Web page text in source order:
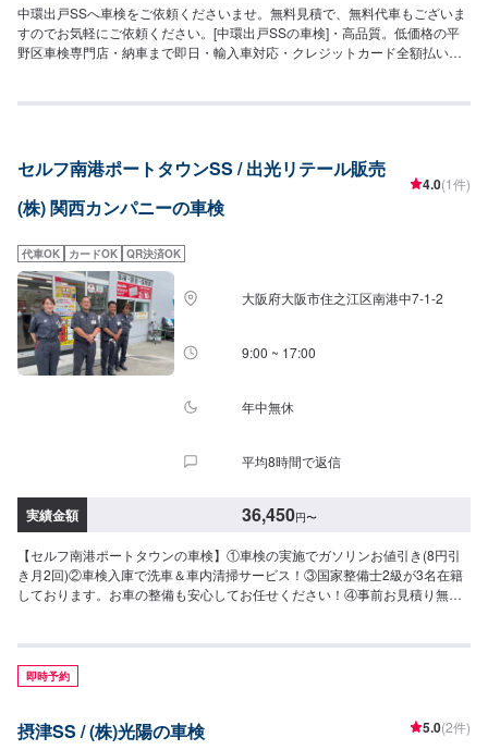
中環出戸SSへ車検をご依頼くださいませ。無料見積で、無料代車もございま
すのでお気軽にご依頼ください。[中環出戸SSの車検]・高品質。低価格の平
野区車検専門店・納車まで即日・輸入車対応・クレジットカード全額払い＜
型・大型）
セルフ南港ポートタウンSS / 出光リテール販売
(株) 関西カンパニーの車検
4.0(1件)
代車OK カードOK QR決済OK
大阪府大阪市住之江区南港中7-1-2
9:00 ~ 17:00
年中無休
平均8時間で返信
実績金額 36,450円〜
【セルフ南港ポートタウンの車検】①車検の実施でガソリンお値引き(8円引
き月2回)②車検入庫で洗車＆車内清掃サービス！③国家整備士2級が3名在籍
しております。お車の整備も安心してお任せください！④事前お見積り無
-------------------------合計：41,050円【小型自動車】マーチ,ヤリス等(1.0t以下)
車検基本料：14,800円自賠責保険：17,650円重量税：16,400円印紙代：
2,200円----------------------------------------合計：51,050円【中型自動車】ノート,
険：17,650円重量税：24,600円印紙代：2,200円--------------------------------------
即時予約
摂津SS / (株)光陽の車検 5.0(2件)